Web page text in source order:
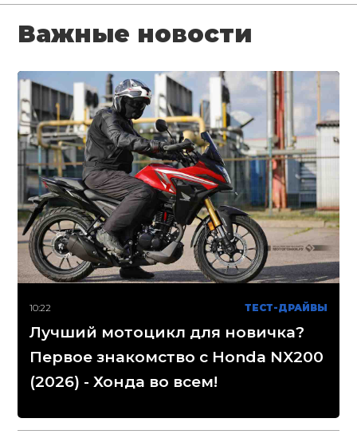
Важные новости
10:22 ТЕСТ-ДРАЙВЫ
Лучший мотоцикл для новичка?
Первое знакомство с Honda NX200
(2026) - Хонда во всем!